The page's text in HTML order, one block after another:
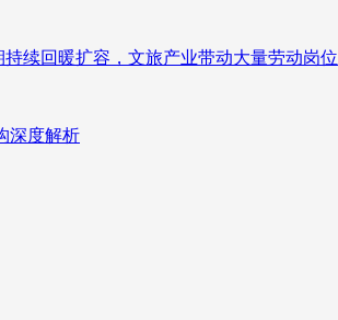
续回暖扩容，文旅产业带动大量劳动岗位
深度解析